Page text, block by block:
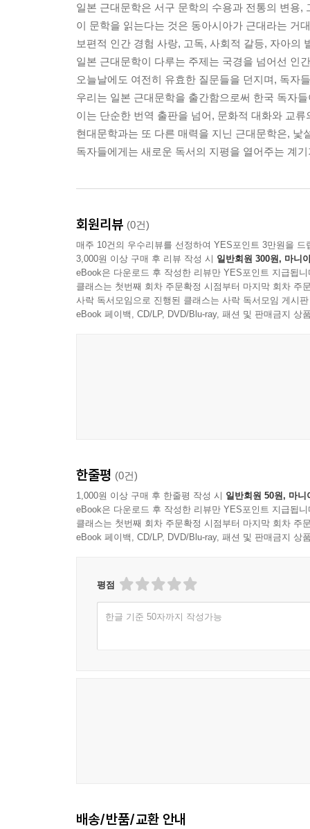
일본 근대문학은 서구 문학의 수용과 전통의 변용
이 문학을 읽는다는 것은 동아시아가 근대라는 거
보편적 인간 경험 사랑, 고독, 사회적 갈등, 자아의
일본 근대문학이 다루는 주제는 국경을 넘어선 인
오늘날에도 여전히 유효한 질문들을 던지며, 독자
우리는 일본 근대문학을 출간함으로써 한국 독자
이는 단순한 번역 출판을 넘어, 문화적 대화와 교
현대문학과는 또 다른 매력을 지닌 근대문학은, 낯
독자들에게는 새로운 독서의 지평을 열어주는 계
회원리뷰 (0건)
매주 10건의 우수리뷰를 선정하여 YES포인트 3만원을 드
3,000원 이상 구매 후 리뷰 작성 시 일반회원 300원, 마니
eBook은 다운로드 후 작성한 리뷰만 YES포인트 지급됩니
클래스는 첫번째 회차 주문확정 시점부터 마지막 회차 주
사락 독서모임으로 진행된 클래스는 사락 독서모임 게시
eBook 페이백, CD/LP, DVD/Blu-ray, 패션 및 판매금지 상
한줄평 (0건)
1,000원 이상 구매 후 한줄평 작성 시 일반회원 50원, 마니
eBook은 다운로드 후 작성한 리뷰만 YES포인트 지급됩니
클래스는 첫번째 회차 주문확정 시점부터 마지막 회차 주
eBook 페이백, CD/LP, DVD/Blu-ray, 패션 및 판매금지 상
평점
한글 기준 50자까지 작성가능
배송/반품/교환 안내